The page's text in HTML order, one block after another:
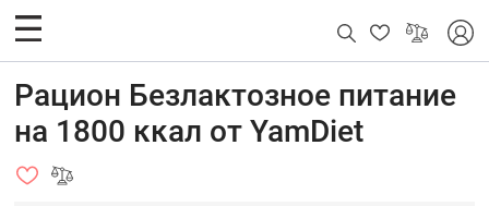
Рацион Безлактозное питание
на 1800 ккал от YamDiet